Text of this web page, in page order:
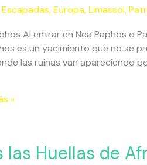
Escapadas,Europa,Limassol,
Al entrar en Nea Paphos o
es un yacimiento que no se
las ruinas van apareciendo
»
las Huellas de